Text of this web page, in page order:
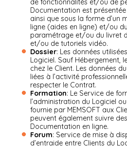
de fonctionnalités et/ou de
Documentation est présentée
ainsi que sous la forme d’un
ligne (aides en ligne) et/ou
paramétrage et/ou du livret
et/ou de tutoriels vidéo.
Dossier: Les données
Logiciel. Sauf Hébergement,
chez le Client. Les données
liées à l’activité
respecter le Contrat.
Formation: Le Service de
l’administration du Logiciel
fournie par MEMSOFT aux
peuvent également suivre
Documentation en ligne.
Forum: Service de mise à
d’entraide entre Clients du